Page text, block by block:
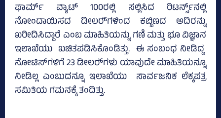
ಫಾರ್ಮ್ ವ್ಯಾಟ್‌ 100ರಲ್ಲಿ ಸಲ್ಲಿಸಿದ ರಿಟರ್ನ್ಸ್‌ನಲ್ಲಿ
ನೋಂದಾಯಿಸದ ಡೀಲರ್‍‌ಗಳಿಂದ ಕಬ್ಬಿಣದ ಅದಿರನ್ನು
ಖರೀದಿಸಿದ್ದಾರೆ ಎಂಬ ಮಾಹಿತಿಯನ್ನು ಗಣಿ ಮತ್ತು ಭೂ ವಿಜ್ಞಾನ
ಇಲಾಖೆಯು ಖಚಿತಪಡಿಸಿಕೊಂಡಿತ್ತು. ಈ ಸಂಬಂಧ ನೀಡಿದ್ದ
ನೋಟಿಸ್‌ಗಳಿಗೆ 23 ಡೀಲರ್‍‌ಗಳು ಯಾವುದೇ ಮಾಹಿತಿಯನ್ನೂ
ನೀಡಿಲ್ಲ ಎಂಬುದನ್ನೂ ಇಲಾಖೆಯು ಸಾರ್ವಜನಿಕ ಲೆಕ್ಕಪತ್ರ
ಸಮಿತಿಯ ಗಮನಕ್ಕೆ ತಂದಿತ್ತು.